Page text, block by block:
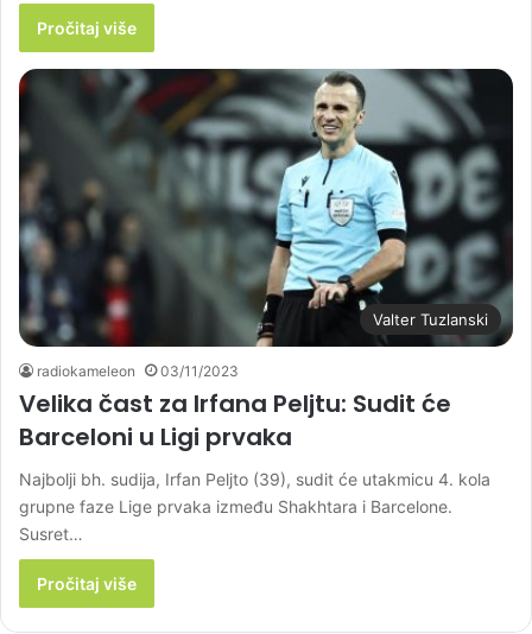
Pročitaj više
Valter Tuzlanski
radiokameleon 03/11/2023
Velika čast za Irfana Peljtu: Sudit će
Barceloni u Ligi prvaka
Najbolji bh. sudija, Irfan Peljto (39), sudit će utakmicu 4. kola
grupne faze Lige prvaka između Shakhtara i Barcelone.
Susret…
Pročitaj više